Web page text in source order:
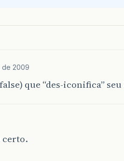
de 2009
que “des-iconifica”
certo.